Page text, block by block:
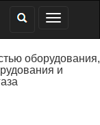
оборудования,
и